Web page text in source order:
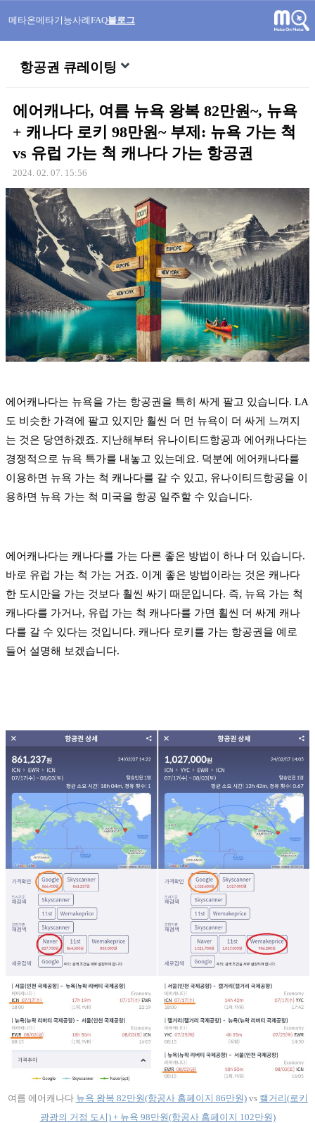
메타온메타기능사례FAQ블로그
항공권 큐레이팅
에어캐나다, 여름 뉴욕 왕복 82만원~, 뉴욕
+ 캐나다 로키 98만원~ 부제: 뉴욕 가는 척
vs 유럽 가는 척 캐나다 가는 항공권
2024. 02. 07. 15:56
에어캐나다는 뉴욕을 가는 항공권을 특히 싸게 팔고 있습니다. LA
도 비슷한 가격에 팔고 있지만 훨씬 더 먼 뉴욕이 더 싸게 느껴지
는 것은 당연하겠죠. 지난해부터 유나이티드항공과 에어캐나다는
경쟁적으로 뉴욕 특가를 내놓고 있는데요. 덕분에 에어캐나다를
이용하면 뉴욕 가는 척 캐나다를 갈 수 있고, 유나이티드항공을 이
용하면 뉴욕 가는 척 미국을 항공 일주할 수 있습니다.
에어캐나다는 캐나다를 가는 다른 좋은 방법이 하나 더 있습니다.
바로 유럽 가는 척 가는 거죠. 이게 좋은 방법이라는 것은 캐나다
한 도시만을 가는 것보다 훨씬 싸기 때문입니다. 즉, 뉴욕 가는 척
캐나다를 가거나, 유럽 가는 척 캐나다를 가면 휠씬 더 싸게 캐나
다를 갈 수 있다는 것입니다. 캐나다 로키를 가는 항공권을 예로
들어 설명해 보겠습니다.
여름 에어캐나다 뉴욕 왕복 82만원(항공사 홈페이지 86만원)vs 캘거리(로키
광광의 거점 도시) + 뉴욕 98만원(항공사 홈페이지 102만원)